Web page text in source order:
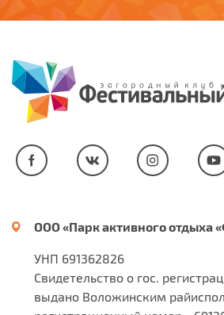
ООО «Парк активного отдыха
УНП 691362826
Свидетельство о гос.
выдано Воложинским